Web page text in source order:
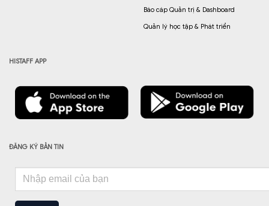
Báo cáp Quản trị & Dashboard
Quản lý học tập & Phát triển
HISTAFF APP
ĐĂNG KÝ BẢN TIN